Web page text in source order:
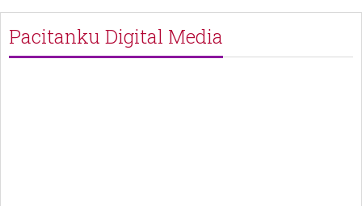
Pacitanku Digital Media